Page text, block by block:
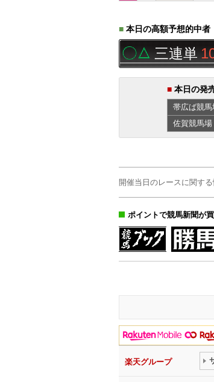
■ 本日の高額予想的中者
三連単10,130
■ 本日の発
帯広ば競馬
佐賀競馬場
開催当日のレースに関す
ポイントで競馬新聞が
楽天グループ